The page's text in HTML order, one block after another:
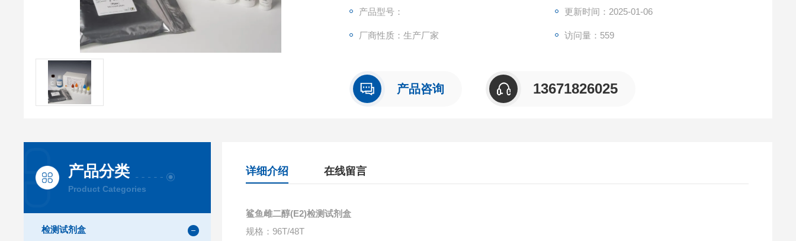
产品型号： 更新时间：2025-01-06
厂商性质：生产厂家 访问量：559
产品咨询 13671826025
产品分类
Product Categories
检测试剂盒
详细介绍 在线留言
鲨鱼雌二醇(E2)检测试剂盒
规格：96T/48T